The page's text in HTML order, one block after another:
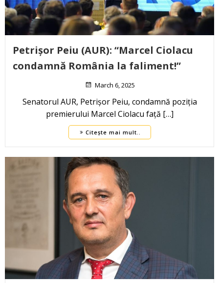
Petrișor Peiu (AUR): “Marcel Ciolacu
condamnă România la faliment!”
March 6, 2025
Senatorul AUR, Petrișor Peiu, condamnă poziția
premierului Marcel Ciolacu față […]
Citește mai mult..